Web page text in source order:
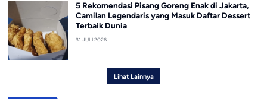
5 Rekomendasi Pisang Goreng Enak di Jakarta,
Camilan Legendaris yang Masuk Daftar Dessert
Terbaik Dunia
31 JULI 2026
Lihat Lainnya